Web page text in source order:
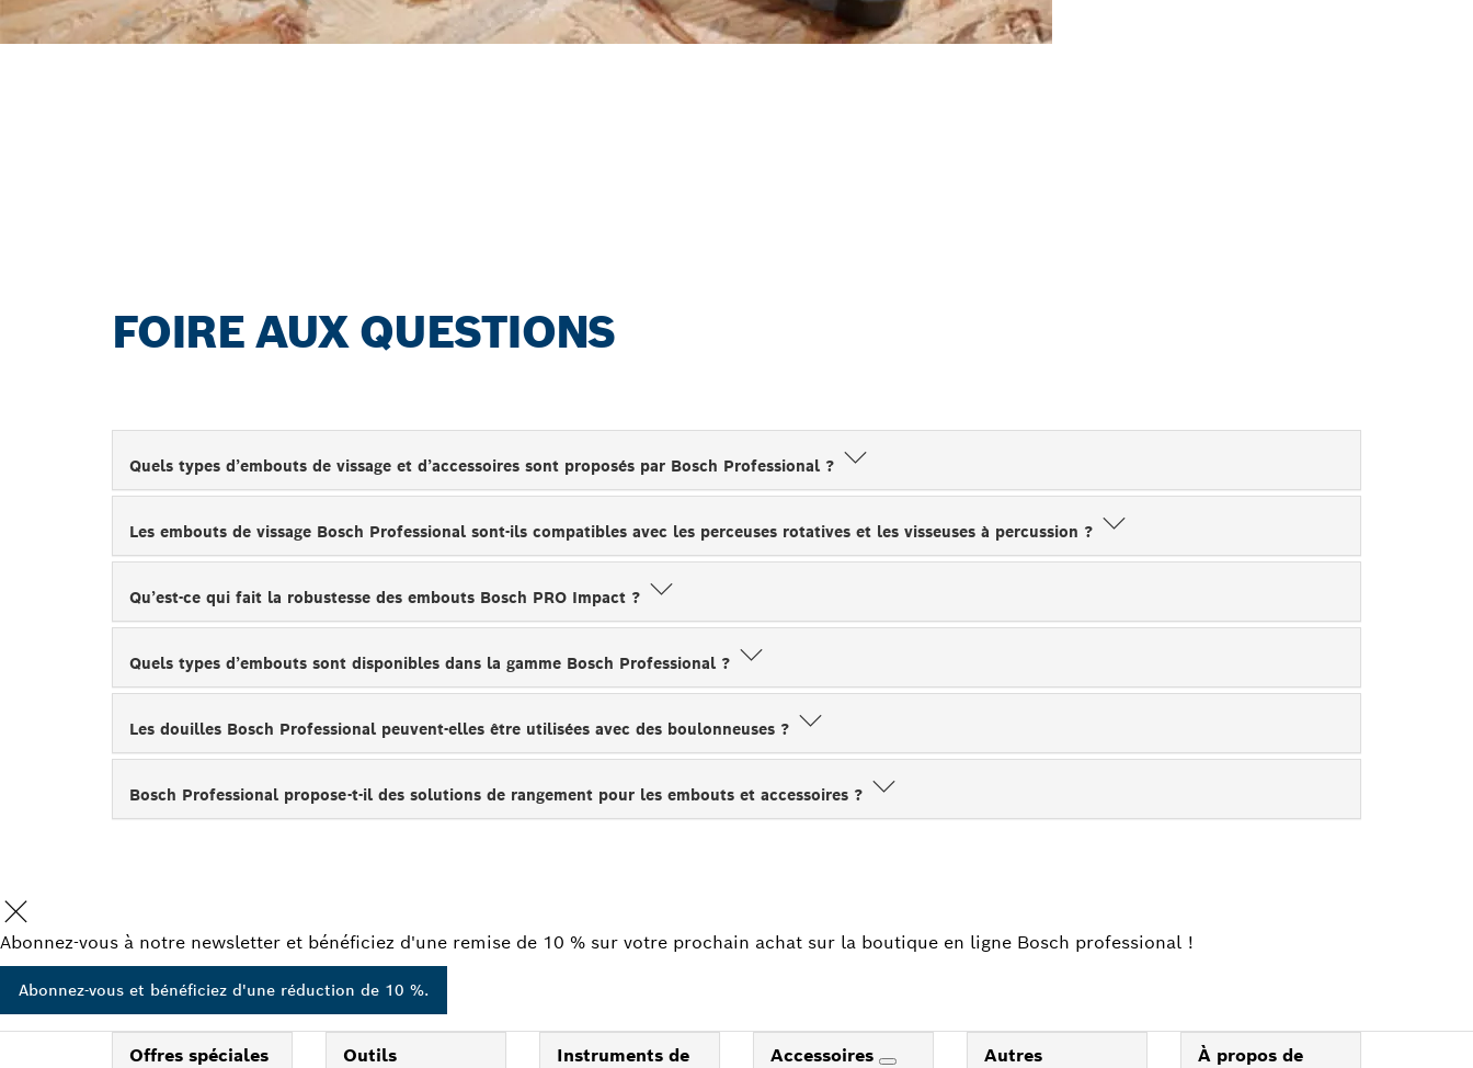
FOIRE AUX QUESTIONS
Quels types d’embouts de vissage et d’accessoires sont proposés par Bosch Professional ?
Les embouts de vissage Bosch Professional sont-ils compatibles avec les perceuses rotatives et les visseuses à percussion ?
Qu’est-ce qui fait la robustesse des embouts Bosch PRO Impact ?
Quels types d’embouts sont disponibles dans la gamme Bosch Professional ?
Les douilles Bosch Professional peuvent-elles être utilisées avec des boulonneuses ?
Bosch Professional propose-t-il des solutions de rangement pour les embouts et accessoires ?
Abonnez-vous à notre newsletter et bénéficiez d'une remise de 10 % sur votre prochain achat sur la boutique en ligne Bosch professional !
Abonnez-vous et bénéficiez d'une réduction de 10 %.
Offres spéciales Outils Instruments de Accessoires Autres À propos de